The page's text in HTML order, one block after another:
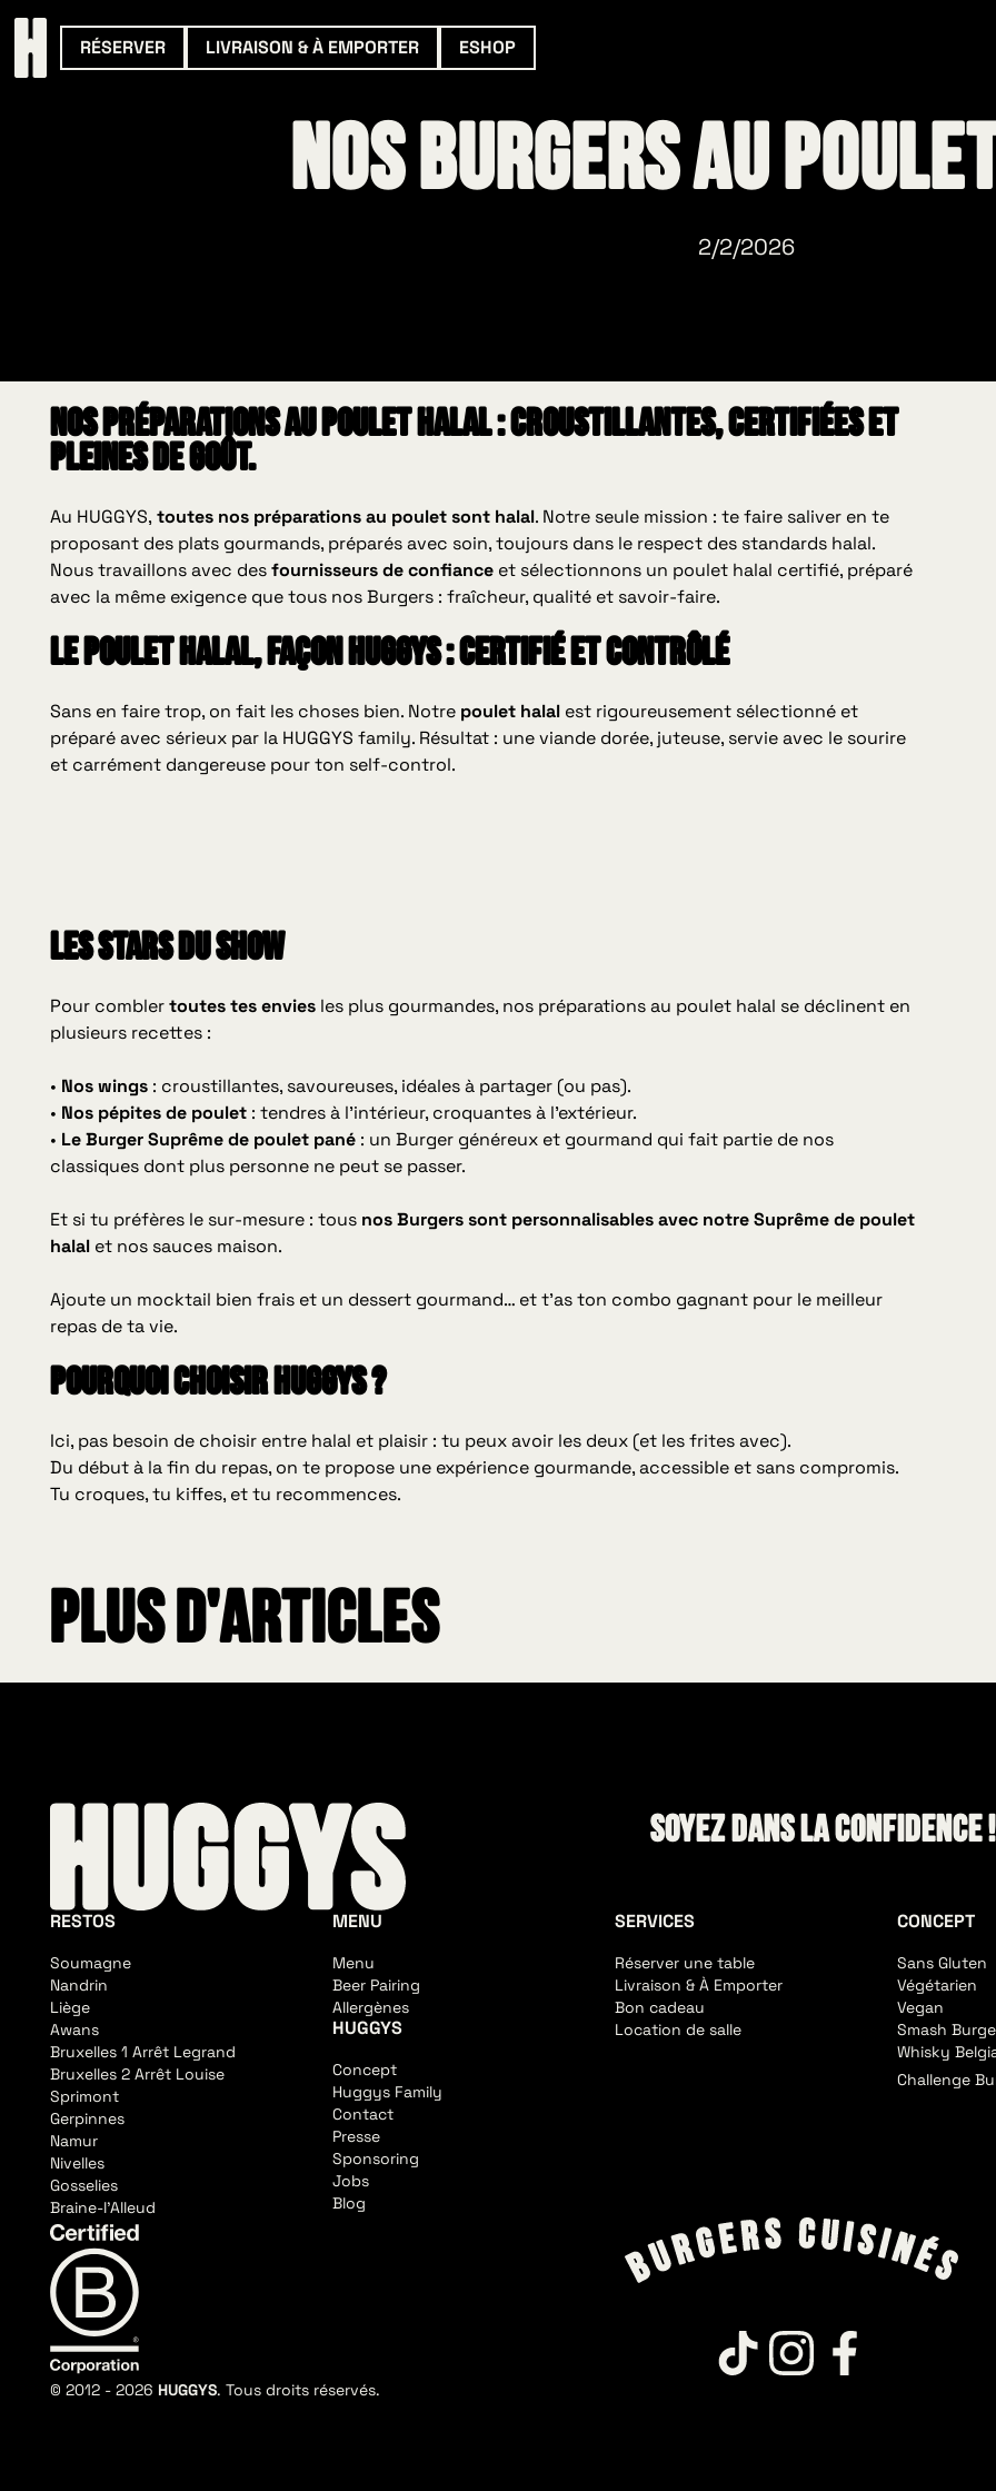
RÉSERVER LIVRAISON & À EMPORTER ESHOP
Nos Burgers au
2/2/2026
Nos préparations au poulet halal : croustillantes, certifiées et
pleines de goût.
Au HUGGYS, toutes nos préparations au poulet sont halal. Notre seule mission : te faire saliver en te
proposant des plats gourmands, préparés avec soin, toujours dans le respect des standards halal.
Nous travaillons avec desfournisseurs de confiance et sélectionnons un poulet halal certifié, préparé
avec la même exigence que tous nos Burgers : fraîcheur, qualité et savoir-faire.
Le poulet halal, façon HUGGYS : certifié et contrôlé
Sans en faire trop, on fait les choses bien. Notre poulet halal est rigoureusement sélectionné et
préparé avec sérieux par la HUGGYS family. Résultat : une viande dorée, juteuse, servie avec le sourire
et carrément dangereuse pour ton self-control.
Les stars du show
Pour comblertoutes tes envies les plus gourmandes, nos préparations au poulet halal se déclinent en
plusieurs recettes :
• Nos wings : croustillantes, savoureuses, idéales à partager (ou pas).
• Nos pépites de poulet : tendres à l’intérieur, croquantes à l’extérieur.
• Le Burger Suprême de poulet pané : un Burger généreux et gourmand qui fait partie de nos
classiques dont plus personne ne peut se passer.
Et si tu préfères le sur-mesure : tous nos Burgers sont personnalisables avec notre Suprême de poulet
halal et nos sauces maison.
Ajoute un mocktail bien frais et un dessert gourmand… et t’as ton combo gagnant pour le meilleur
repas de ta vie.
Pourquoi choisir HUGGYS ?
Ici, pas besoin de choisir entre halal et plaisir : tu peux avoir les deux (et les frites avec).
Du début à la fin du repas, on te propose une expérience gourmande, accessible et sans compromis.
Tu croques, tu kiffes, et tu recommences.
Plus d'articles
Soyez dans la confidence
RESTOS
Soumagne
Nandrin
Liège
Awans
Bruxelles 1 Arrêt Legrand
Bruxelles 2 Arrêt Louise
Sprimont
Gerpinnes
Namur
Nivelles
Gosselies
Braine-l'Alleud
MENU
Menu
Beer Pairing
Allergènes
HUGGYS
Concept
Huggys Family
Contact
Presse
Sponsoring
Jobs
Blog
SERVICES
Réserver une table
Livraison & À Emporter
Bon cadeau
Location de salle
CONCEPT
Sans Gluten
Végétarien
Vegan
Smash
Whisky
Challenge
© 2012 -2026 HUGGYS. Tous droits réservés.